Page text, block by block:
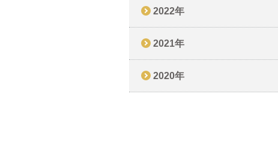
2022年
2021年
2020年